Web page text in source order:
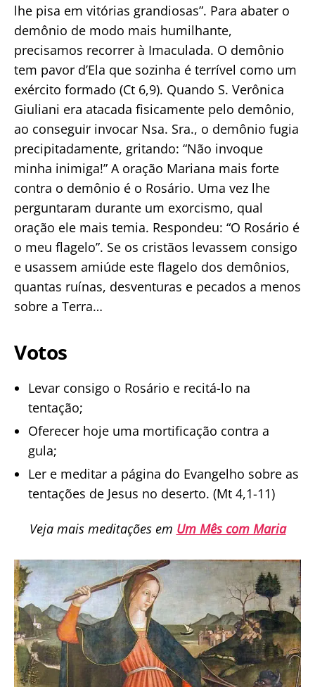
lhe pisa em vitórias grandiosas”. Para abater o
demônio de modo mais humilhante,
precisamos recorrer à Imaculada. O demônio
tem pavor d’Ela que sozinha é terrível como um
exército formado (Ct 6,9). Quando S. Verônica
Giuliani era atacada fisicamente pelo demônio,
ao conseguir invocar Nsa. Sra., o demônio fugia
precipitadamente, gritando: “Não invoque
minha inimiga!” A oração Mariana mais forte
contra o demônio é o Rosário. Uma vez lhe
perguntaram durante um exorcismo, qual
oração ele mais temia. Respondeu: “O Rosário é
o meu flagelo”. Se os cristãos levassem consigo
e usassem amiúde este flagelo dos demônios,
quantas ruínas, desventuras e pecados a menos
sobre a Terra…
Votos
Levar consigo o Rosário e recitá-lo na
tentação;
Oferecer hoje uma mortificação contra a
gula;
Ler e meditar a página do Evangelho sobre as
tentações de Jesus no deserto. (Mt 4,1-11)
Veja mais meditações em Um Mês com Maria